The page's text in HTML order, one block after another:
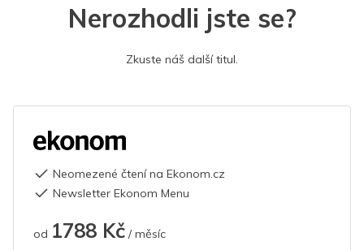
Nerozhodli jste se?
Zkuste náš další titul.
Neomezené čtení na Ekonom.cz
Newsletter Ekonom Menu
od 1788 Kč / měsíc